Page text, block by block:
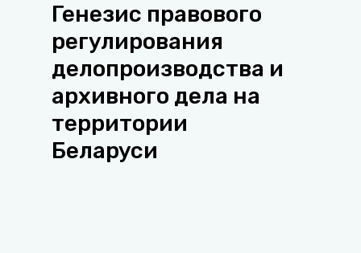
Генезис правового
регулирования
делопроизводства и
архивного дела на
территории
Беларуси